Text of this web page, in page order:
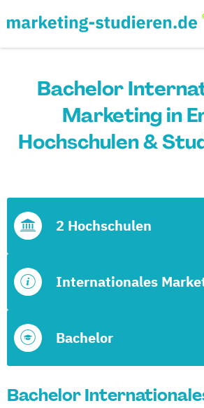
Bachelor
Marketing in
Hochschulen &
Bachelor
Internationales
2 Hochschulen
Bachelor